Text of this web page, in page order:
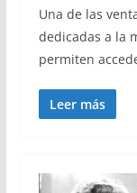
Una de las
dedicadas a la
permiten
Leer más